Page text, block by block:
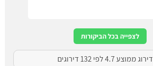
לצפייה בכל הביקורות
דירוג ממוצע 4.7 לפי 132 דירוגים